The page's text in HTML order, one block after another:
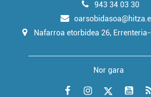
943 34 03 30
Nafarroa etorbidea 26,
Nor gara